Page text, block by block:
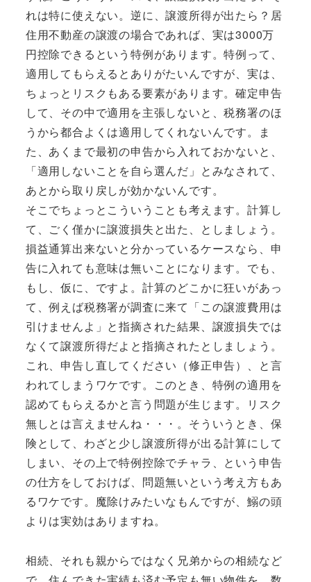
れは特に使えない。逆に、譲渡所得が出たら？居
住用不動産の譲渡の場合であれば、実は3000万
円控除できるという特例があります。特例って、
適用してもらえるとありがたいんですが、実は、
ちょっとリスクもある要素があります。確定申告
して、その中で適用を主張しないと、税務署のほ
うから都合よくは適用してくれないんです。ま
た、あくまで最初の申告から入れておかないと、
「適用しないことを自ら選んだ」とみなされて、
あとから取り戻しが効かないんです。
そこでちょっとこういうことも考えます。計算し
て、ごく僅かに譲渡損失と出た、としましょう。
損益通算出来ないと分かっているケースなら、申
告に入れても意味は無いことになります。でも、
もし、仮に、ですよ。計算のどこかに狂いがあっ
て、例えば税務署が調査に来て「この譲渡費用は
引けませんよ」と指摘された結果、譲渡損失では
なくて譲渡所得だよと指摘されたとしましょう。
これ、申告し直してください（修正申告）、と言
われてしまうワケです。このとき、特例の適用を
認めてもらえるかと言う問題が生じます。リスク
無しとは言えませんね・・・。そういうとき、保
険として、わざと少し譲渡所得が出る計算にして
しまい、その上で特例控除でチャラ、という申告
の仕方をしておけば、問題無いという考え方もあ
るワケです。魔除けみたいなもんですが、鰯の頭
よりは実効はありますね。
相続、それも親からではなく兄弟からの相続など